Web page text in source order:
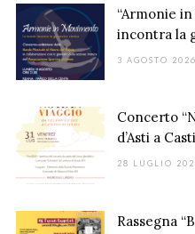
“Armonie
incontra la
3 AGOSTO 2026
Concerto
d’Asti a
28 LUGLIO
Rassegna